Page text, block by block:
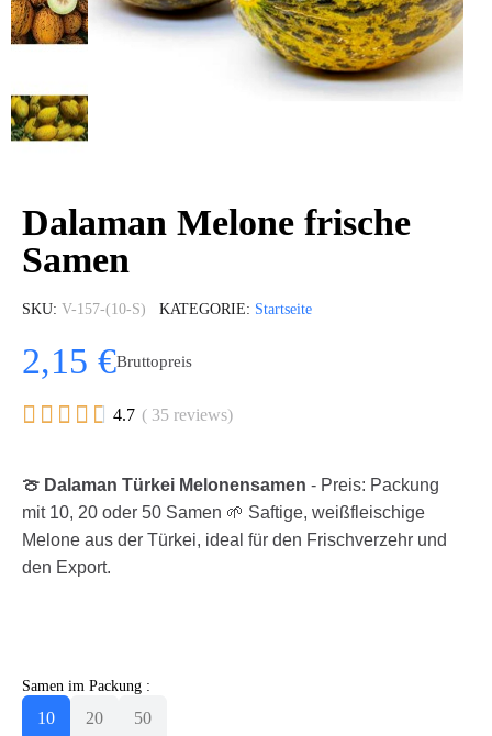
Dalaman Melone frische
Samen
SKU V-157-(10-S) KATEGORIE Startseite
2,15 €Bruttopreis
     4.7 ( 35 reviews)
🍈 Dalaman Türkei Melonensamen - Preis: Packung
mit 10, 20 oder 50 Samen 🌱 Saftige, weißfleischige
Melone aus der Türkei, ideal für den Frischverzehr und
den Export.
Samen im Packung :
10 20 50